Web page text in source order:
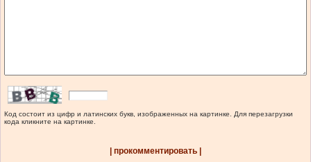
Код состоит из цифр и латинских букв, изображенных на картинке. Для перезагрузки
кода кликните на картинке.
| прокомментировать |